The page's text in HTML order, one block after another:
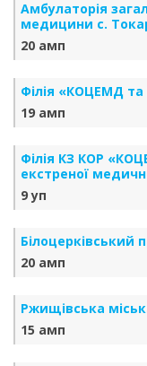
Амбулаторія
медицини с.
20 амп
Філія «КОЦЕМД
19 амп
Філія КЗ КОР
екстреної
9 уп
Білоцерківський
20 амп
Ржищівська
15 амп